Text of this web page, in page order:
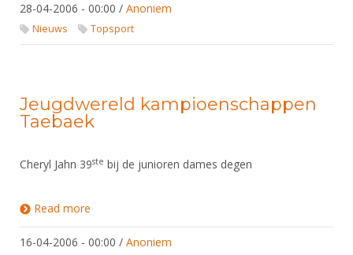
28-04-2006 - 00:00 / Anoniem
Nieuws Topsport
Jeugdwereld kampioenschappen
Taebaek
Cheryl Jahn 39ste bij de junioren dames degen
Read more
16-04-2006 - 00:00 / Anoniem